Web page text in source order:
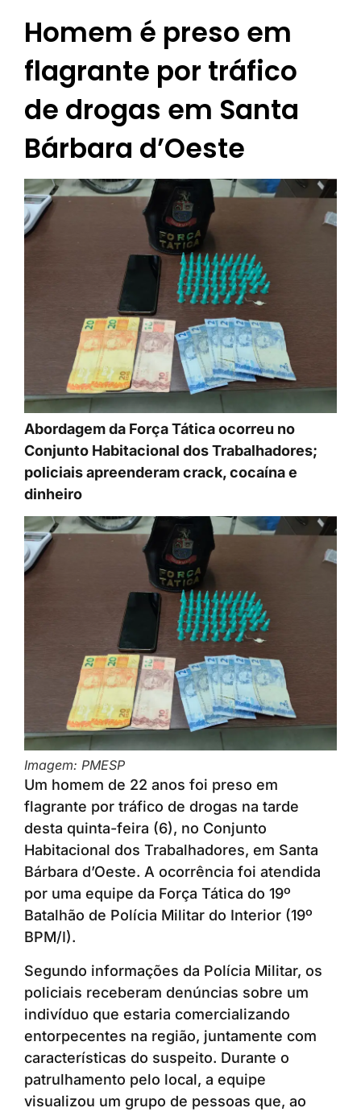
Homem é preso em
flagrante por tráfico
de drogas em Santa
Bárbara d’Oeste
Abordagem da Força Tática ocorreu no
Conjunto Habitacional dos Trabalhadores;
policiais apreenderam crack, cocaína e
dinheiro
Imagem: PMESP
Um homem de 22 anos foi preso em
flagrante por tráfico de drogas na tarde
desta quinta-feira (6), no Conjunto
Habitacional dos Trabalhadores, em Santa
Bárbara d’Oeste. A ocorrência foi atendida
por uma equipe da Força Tática do 19º
Batalhão de Polícia Militar do Interior (19º
BPM/I).
Segundo informações da Polícia Militar, os
policiais receberam denúncias sobre um
indivíduo que estaria comercializando
entorpecentes na região, juntamente com
características do suspeito. Durante o
patrulhamento pelo local, a equipe
visualizou um grupo de pessoas que, ao